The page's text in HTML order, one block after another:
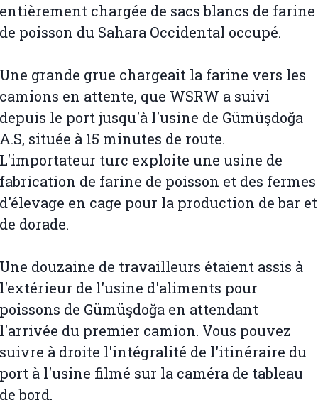
entièrement chargée de sacs blancs de farine
de poisson du Sahara Occidental occupé.
Une grande grue chargeait la farine vers les
camions en attente, que WSRW a suivi
depuis le port jusqu'à l'usine de Gümüşdoğa
A.S, située à 15 minutes de route.
L'importateur turc exploite une usine de
fabrication de farine de poisson et des fermes
d'élevage en cage pour la production de bar et
de dorade.
Une douzaine de travailleurs étaient assis à
l'extérieur de l'usine d'aliments pour
poissons de Gümüşdoğa en attendant
l'arrivée du premier camion. Vous pouvez
suivre à droite l'intégralité de l'itinéraire du
port à l'usine filmé sur la caméra de tableau
de bord.